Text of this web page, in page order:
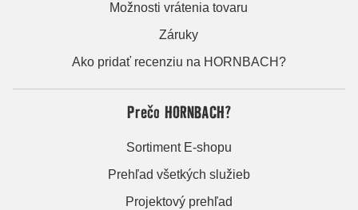
Možnosti vrátenia tovaru
Záruky
Ako pridať recenziu na HORNBACH?
Prečo HORNBACH?
Sortiment E-shopu
Prehľad všetkých služieb
Projektový prehľad